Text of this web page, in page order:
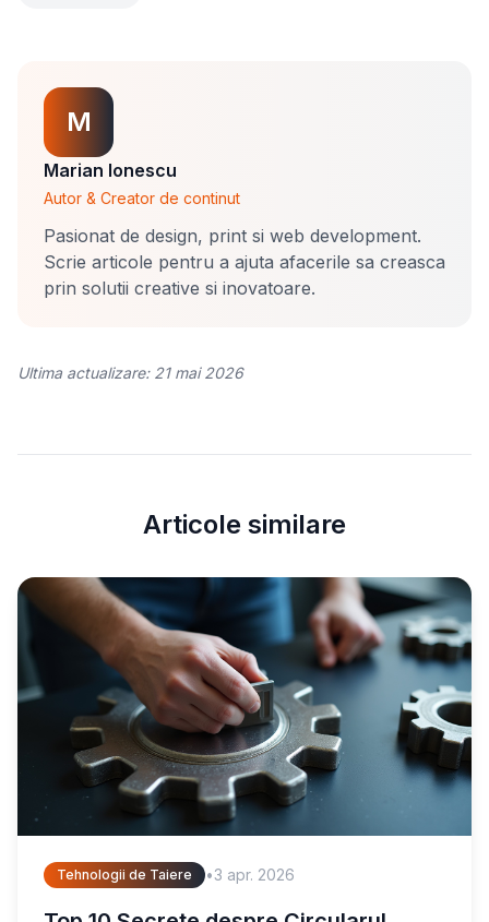
M
Marian Ionescu
Autor & Creator de continut
Pasionat de design, print si web development.
Scrie articole pentru a ajuta afacerile sa creasca
prin solutii creative si inovatoare.
Ultima actualizare: 21 mai 2026
Articole similare
Tehnologii de Taiere •3 apr. 2026